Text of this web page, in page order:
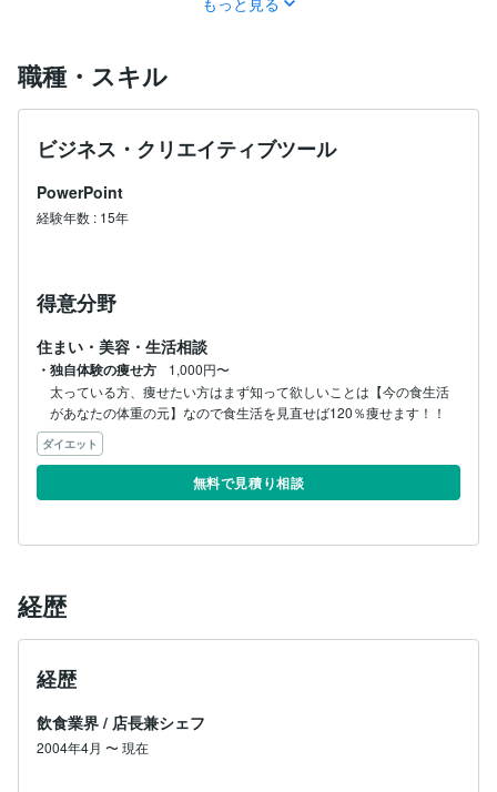
職種・スキル
ビジネス・クリエイティブツール
PowerPoint
経験年数 : 15年
得意分野
住まい・美容・生活相談
・独自体験の痩せ方
1,000円〜
太っている方、痩せたい方はまず知って欲しいことは【今の食生活
があなたの体重の元】なので食生活を見直せば120％痩せます！！
ダイエット
無料で見積り相談
経歴
経歴
飲食業界 / 店長兼シェフ
2004年4月 〜現在